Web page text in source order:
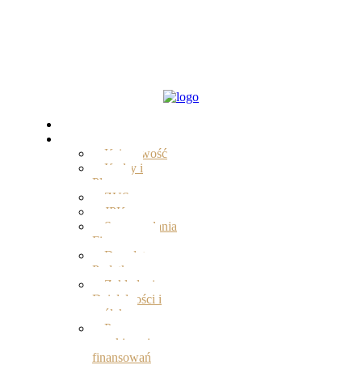
Księgowość
Kadry i
Płace
ZUS
JPK
Sprawozdania
Finansowe
Doradztwo
Podatkowe
Zakładanie
Działalności i
spółek
Pomoc w
uzyskiwaniu
finansowań